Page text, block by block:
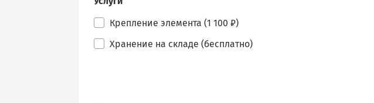
Крепление элемента (1 100 ₽)
Хранение на складе (бесплатно)